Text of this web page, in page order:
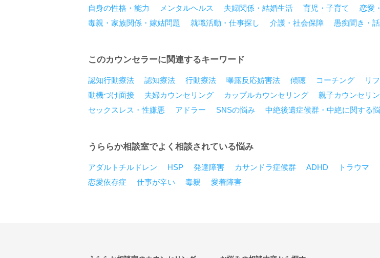
自身の性格・能力 メンタルヘルス 夫婦関係・結婚生活 育児・子育て 恋愛
毒親・家族関係・嫁姑問題
就職活動・仕事探し 介護・社会保障 愚痴聞き・
このカウンセラーに関連するキーワード
認知行動療法 認知療法 行動療法 曝露反応妨害法 傾聴 コーチング リ
動機づけ面接
夫婦カウンセリング カップルカウンセリング 親子カウンセリ
セックスレス・性嫌悪
アドラー SNSの悩み 中絶後遺症候群・中絶に関する
うららか相談室でよく相談されている悩み
アダルトチルドレン HSP 発達障害 カサンドラ症候群 ADHD トラウマ
恋愛依存症
仕事が辛い 毒親 愛着障害